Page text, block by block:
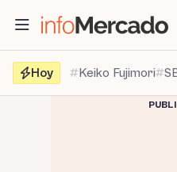
contenido
Hoy
Keiko Fujimori